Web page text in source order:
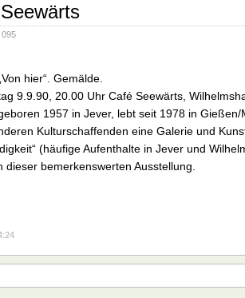
095
hier“. Gemälde.
9.9.90, 20.00 Uhr Café Seewärts,
1957 in Jever, lebt seit 1978 in
Kulturschaffenden eine Galerie und
(häufige Aufenthalte in Jever und
dieser bemerkenswerten Ausstellung.